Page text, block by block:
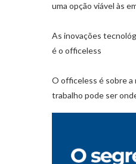
uma opção viável às
As inovações
é o officeless
O officeless é sobre a
trabalho pode ser